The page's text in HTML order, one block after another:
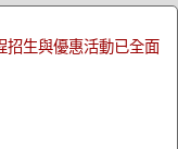
招生與優惠活動已全面